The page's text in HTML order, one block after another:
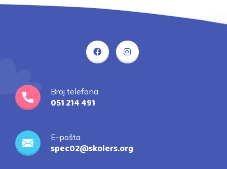
Broj telefona
051 214 491
E-pošta
spec02@skolers.org